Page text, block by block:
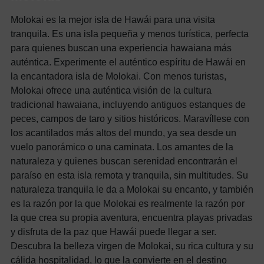
Molokai es la mejor isla de Hawái para una visita
tranquila. Es una isla pequeña y menos turística, perfecta
para quienes buscan una experiencia hawaiana más
auténtica. Experimente el auténtico espíritu de Hawái en
la encantadora isla de Molokai. Con menos turistas,
Molokai ofrece una auténtica visión de la cultura
tradicional hawaiana, incluyendo antiguos estanques de
peces, campos de taro y sitios históricos. Maravíllese con
los acantilados más altos del mundo, ya sea desde un
vuelo panorámico o una caminata. Los amantes de la
naturaleza y quienes buscan serenidad encontrarán el
paraíso en esta isla remota y tranquila, sin multitudes. Su
naturaleza tranquila le da a Molokai su encanto, y también
es la razón por la que Molokai es realmente la razón por
la que crea su propia aventura, encuentra playas privadas
y disfruta de la paz que Hawái puede llegar a ser.
Descubra la belleza virgen de Molokai, su rica cultura y su
cálida hospitalidad, lo que la convierte en el destino